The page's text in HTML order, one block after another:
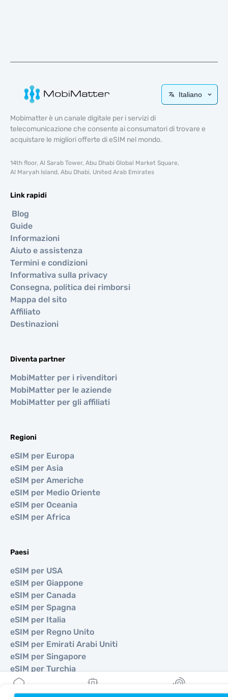
Italiano
Mobimatter è un canale digitale per i servizi di
telecomunicazione che consente ai consumatori di trovare e
acquistare le migliori offerte di eSIM nel mondo.
14th floor, Al Sarab Tower, Abu Dhabi Global Market Square,
Al Maryah Island, Abu Dhabi, United Arab Emirates
Link rapidi
Blog
Guide
Informazioni
Aiuto e assistenza
Termini e condizioni
Informativa sulla privacy
Consegna, politica dei rimborsi
Mappa del sito
Affiliato
Destinazioni
Diventa partner
MobiMatter per i rivenditori
MobiMatter per le aziende
MobiMatter per gli affiliati
Regioni
eSIM per Europa
eSIM per Asia
eSIM per Americhe
eSIM per Medio Oriente
eSIM per Oceania
eSIM per Africa
Paesi
eSIM per USA
eSIM per Giappone
eSIM per Canada
eSIM per Spagna
eSIM per Italia
eSIM per Regno Unito
eSIM per Emirati Arabi Uniti
eSIM per Singapore
eSIM per Turchia